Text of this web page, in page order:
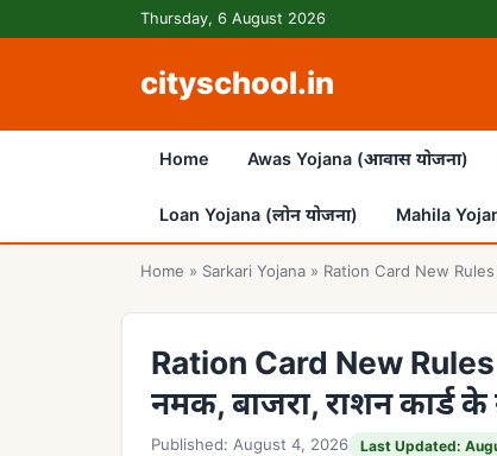
Thursday, 6 August 2026
cityschool.in
Home Awas Yojana (आवास योजना)
Loan Yojana (लोन योजना) Mahila
Home » Sarkari Yojana » Ration Card New Rules
Ration Card New Rules
नमक, बाजरा, राशन कार्ड के
Published: August 4, 2026 Last Updated: